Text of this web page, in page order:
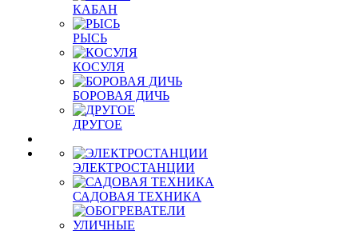
КАБАН
РЫСЬ
КОСУЛЯ
БОРОВАЯ ДИЧЬ
ДРУГОЕ
ЭЛЕКТРОСТАНЦИИ
САДОВАЯ ТЕХНИКА